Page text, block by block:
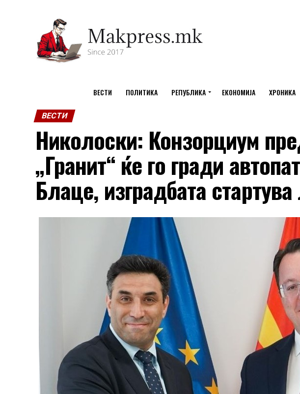
ВЕСТИ ПОЛИТИКА РЕПУБЛИКА ЕКОНОМИЈА ХРОНИКА
ВЕСТИ
Николоски: Конзорциум
„Гранит“ ќе го гради
Блаце, изградбата